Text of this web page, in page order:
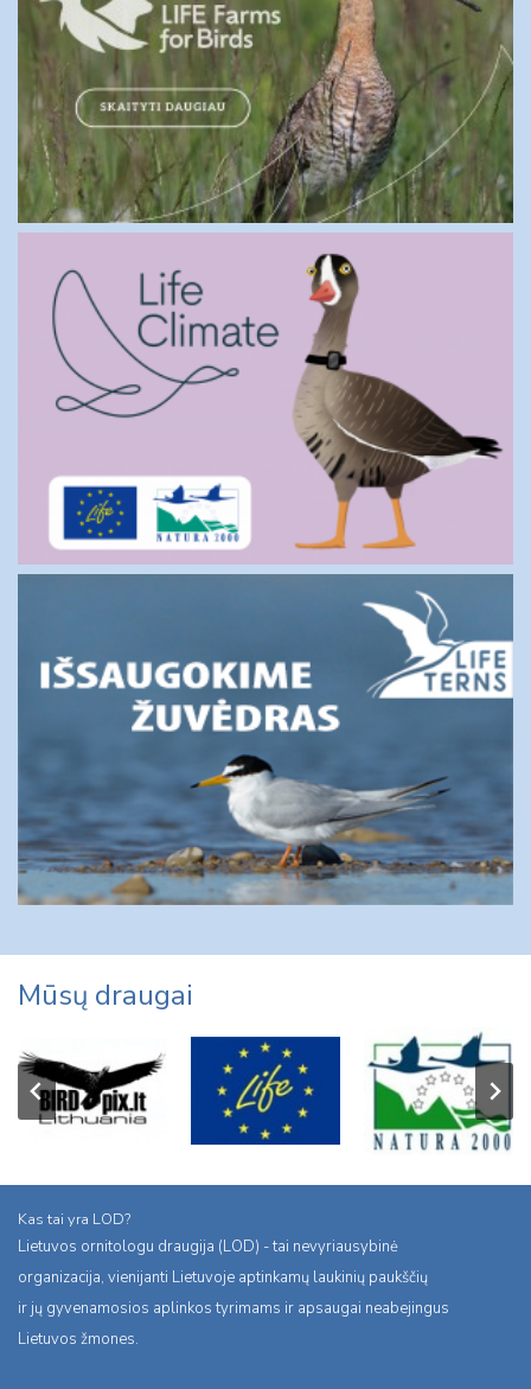
Mūsų draugai
Kas tai yra LOD?
Lietuvos ornitologu draugija (LOD) - tai nevyriausybinė
organizacija, vienijanti Lietuvoje aptinkamų laukinių paukščių
ir jų gyvenamosios aplinkos tyrimams ir apsaugai neabejingus
Lietuvos žmones.